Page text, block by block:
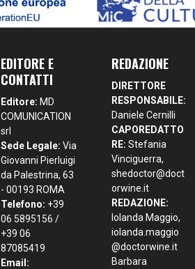
EDITORE E
CONTATTI
Editore: MD
COMUNICATION
srl
Sede Legale: Via
Giovanni Pierluigi
da Palestrina, 63
- 00193 ROMA
Telefono: +39
06 5895156 /
+39 06
87085419
Email:
REDAZIONE
DIRETTORE
RESPONSABILE:
Daniele Cernilli
CAPOREDATTO
RE: Stefania
Vinciguerra,
shedoctor@doct
orwine.it
REDAZIONE:
Iolanda Maggio,
iolanda.maggio
@doctorwine.it
Barbara